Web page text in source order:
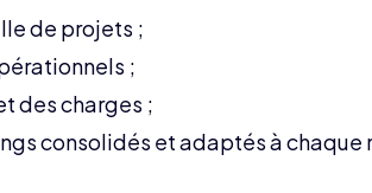
de projets ;
;
des charges ;
consolidés et adaptés à chaque